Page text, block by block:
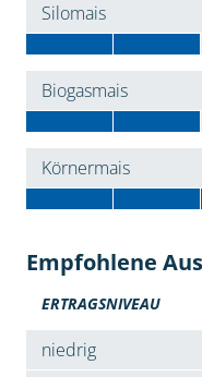
Silomais
Biogasmais
Körnermais
Empfohlene
ERTRAGSNIVEAU
niedrig